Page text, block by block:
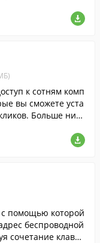
к сотням комп
вы сможете уста
Больше ника
от вас.
помощью которой
беспроводной
сочетание клави